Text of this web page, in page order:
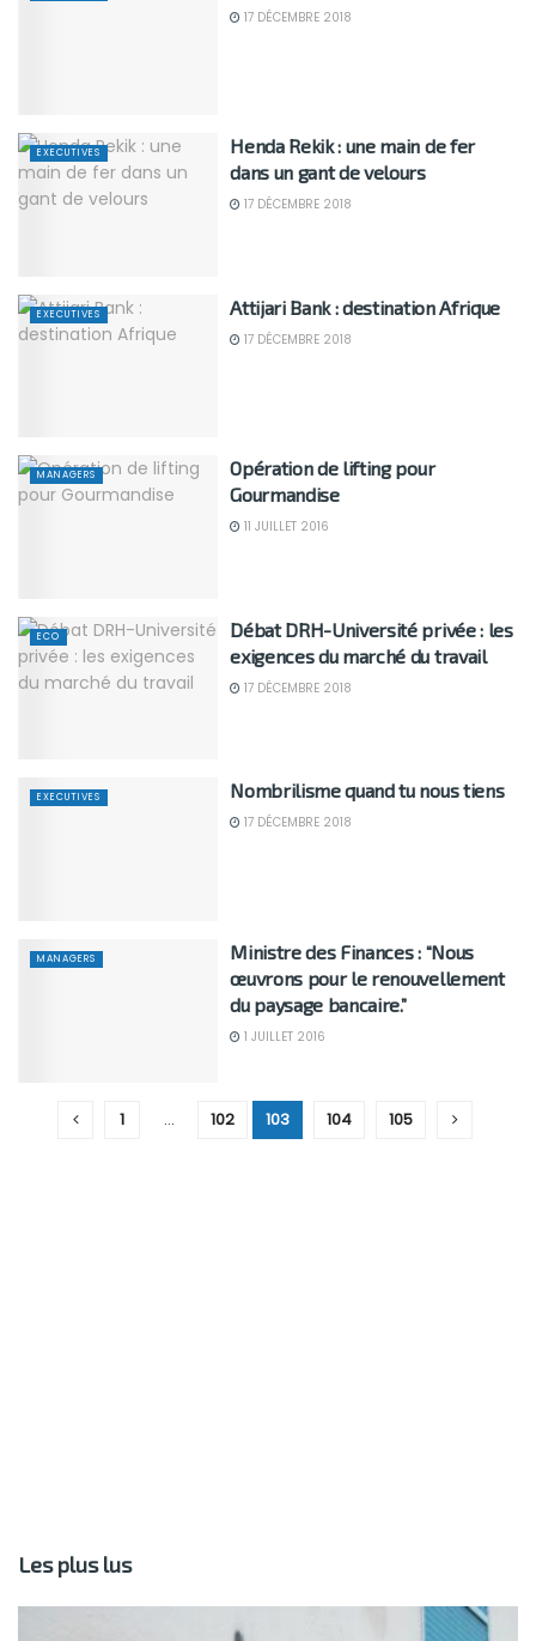
17 DÉCEMBRE 2018
EXECUTIVES
Henda Rekik : une main de fer
dans un gant de velours
17 DÉCEMBRE 2018
EXECUTIVES Attijari Bank : destination Afrique
17 DÉCEMBRE 2018
MANAGERS
Opération de lifting pour
Gourmandise
11 JUILLET 2016
ECO
Débat DRH-Université privée : les
exigences du marché du travail
17 DÉCEMBRE 2018
EXECUTIVES Nombrilisme quand tu nous tiens
17 DÉCEMBRE 2018
MANAGERS
Ministre des Finances : “Nous
œuvrons pour le renouvellement
du paysage bancaire.”
1 JUILLET 2016
1 … 102 103 104 105
Les plus lus